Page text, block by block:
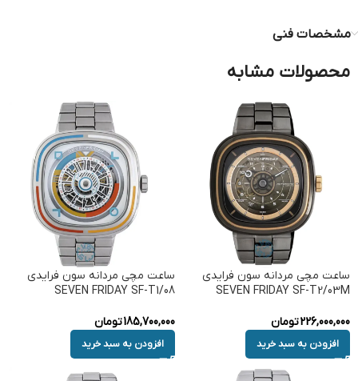
مشخصات فنی
محصولات مشابه
ساعت مچی مردانه سون فرایدی
SEVEN FRIDAY SF-T2/03M
226,000,000تومان
افزودن به سبد خرید
ساعت مچی مردانه سون فرایدی
SEVEN FRIDAY SF-T1/08
185,700,000تومان
افزودن به سبد خرید